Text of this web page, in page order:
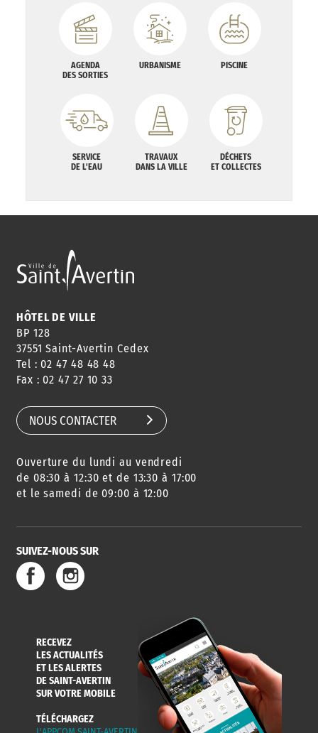
AGENDA
DES SORTIES
URBANISME PISCINE
SERVICE
DE L'EAU
TRAVAUX
DANS LA VILLE
DÉCHETS
ET COLLECTES
HÔTEL DE VILLE
BP 128
37551 Saint-Avertin Cedex
Tel : 02 47 48 48 48
Fax : 02 47 27 10 33
NOUS CONTACTER
Ouverture du lundi au vendredi
de 08:30 à 12:30 et de 13:30 à 17:00
et le samedi de 09:00 à 12:00
SUIVEZ-NOUS SUR
RECEVEZ
LES ACTUALITÉS
ET LES ALERTES
DE SAINT-AVERTIN
SUR VOTRE MOBILE
TÉLÉCHARGEZ